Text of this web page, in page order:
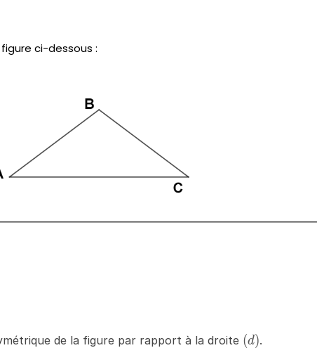
ci-dessous :
de la figure par rapport à la droite (d)
(d).